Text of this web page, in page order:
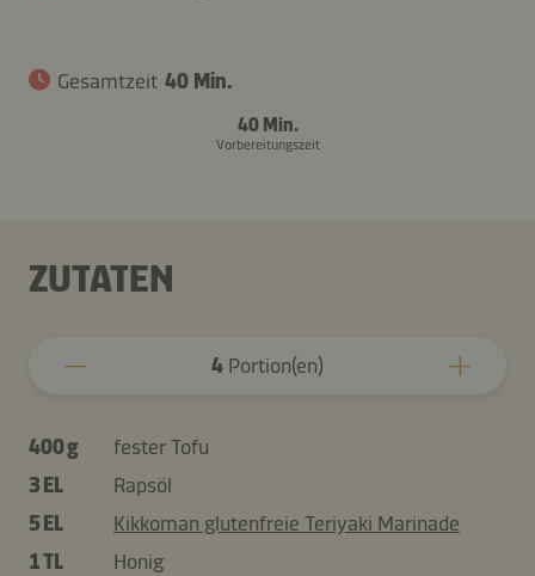
Gesamtzeit 40 Min.
40 Min.
Vorbereitungszeit
ZUTATEN
4 Portion(en)
400 g
fester Tofu
3 EL
Rapsöl
5 EL
Kikkoman glutenfreie Teriyaki Marinade
1 TL
Honig